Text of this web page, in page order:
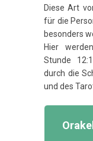
Diese Art
für die
besonders
Hier
Stunde
durch die
und des